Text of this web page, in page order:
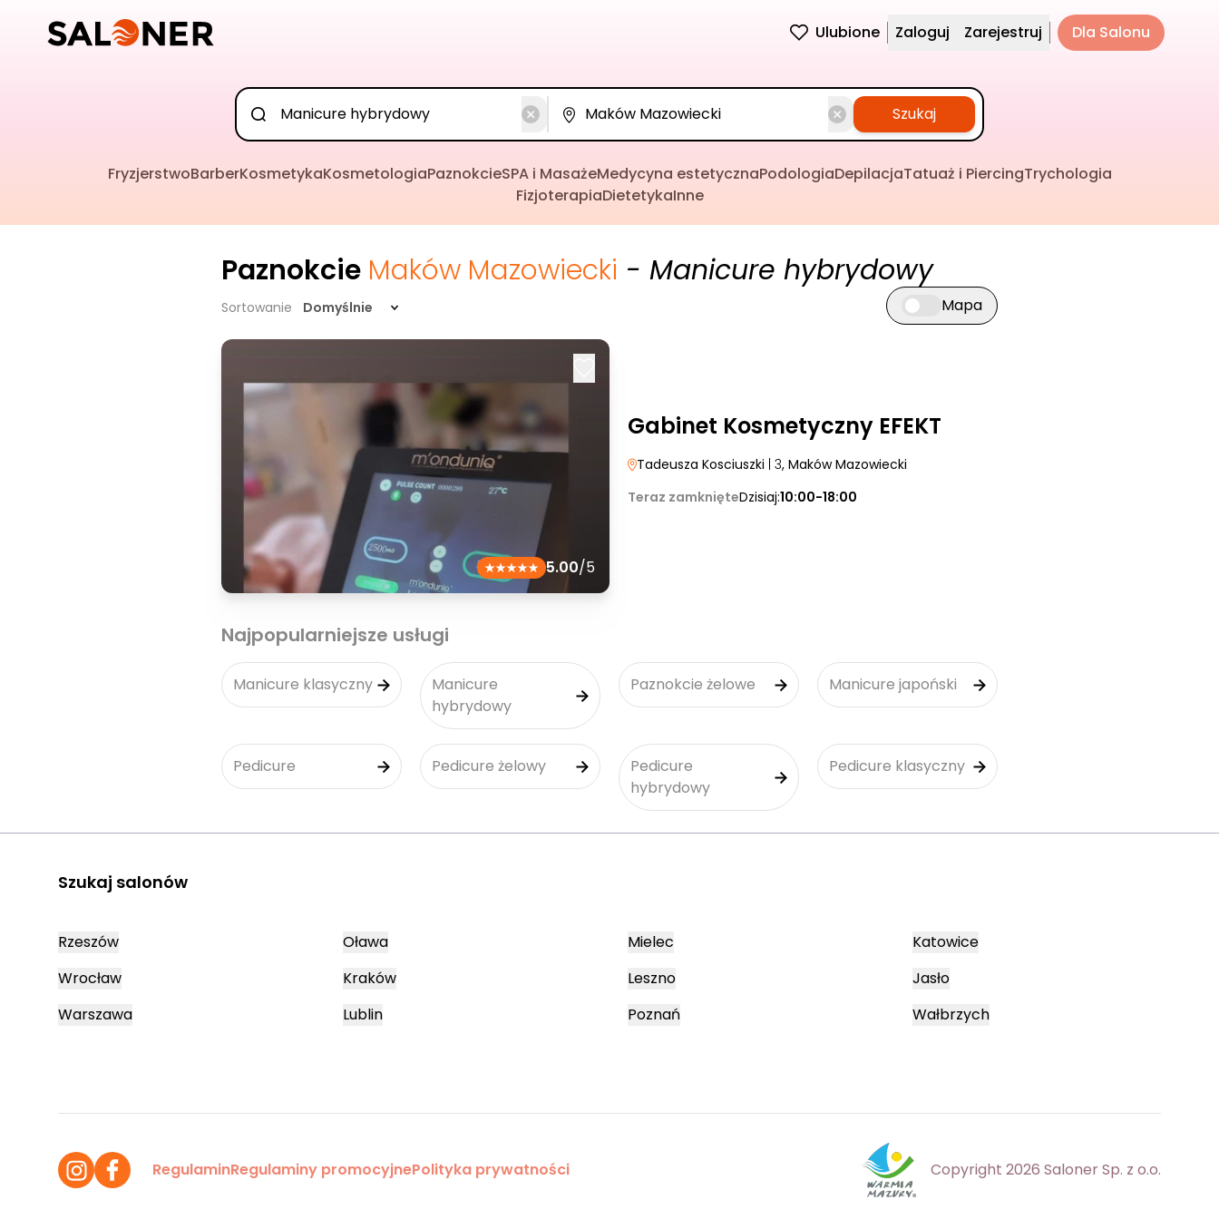
Ulubione Zaloguj Zarejestruj Dla Salonu
Szukaj
FryzjerstwoBarberKosmetykaKosmetologiaPaznokcieSPA i MasażeMedycyna estetycznaPodologiaDepilacjaTatuaż i PiercingTrychologia
FizjoterapiaDietetykaInne
Paznokcie Maków Mazowiecki - Manicure hybrydowy
Sortowanie Domyślnie Przełącz widok mapy
Mapa
5.00/5
Gabinet Kosmetyczny EFEKT
Tadeusza Kosciuszki | 3, Maków Mazowiecki
Teraz zamknięteDzisiaj:10:00-18:00
Najpopularniejsze usługi
Manicure klasyczny
Manicure
hybrydowy
Paznokcie żelowe Manicure japoński
Pedicure Pedicure żelowy
Pedicure
hybrydowy
Pedicure klasyczny
Szukaj salonów
Rzeszów
Wrocław
Warszawa
Oława
Kraków
Lublin
Mielec
Leszno
Poznań
Katowice
Jasło
Wałbrzych
RegulaminRegulaminy promocyjnePolityka prywatności Copyright 2026 Saloner Sp. z o.o.